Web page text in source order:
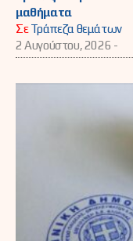
μαθήματα
ΣεΤράπεζα θεμάτων
2 Αυγούστου, 2026 -